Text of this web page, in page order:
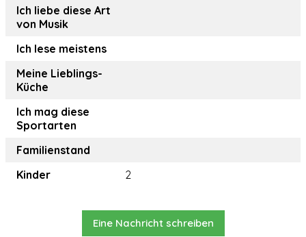
Ich liebe diese Art
von Musik
Ich lese meistens
Meine Lieblings-
Küche
Ich mag diese
Sportarten
Familienstand
Kinder
2
Eine Nachricht schreiben